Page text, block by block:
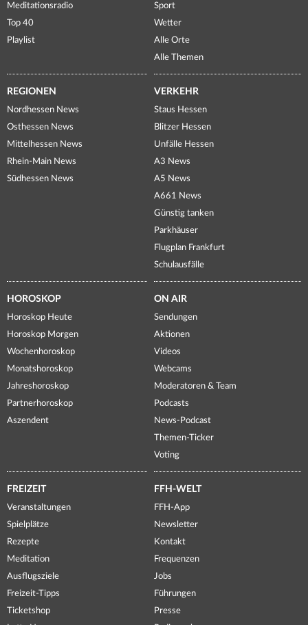
Meditationsradio
Top 40
Playlist
Sport
Wetter
Alle Orte
Alle Themen
REGIONEN
Nordhessen News
Osthessen News
Mittelhessen News
Rhein-Main News
Südhessen News
VERKEHR
Staus Hessen
Blitzer Hessen
Unfälle Hessen
A3 News
A5 News
A661 News
Günstig tanken
Parkhäuser
Flugplan Frankfurt
Schulausfälle
HOROSKOP
Horoskop Heute
Horoskop Morgen
Wochenhoroskop
Monatshoroskop
Jahreshoroskop
Partnerhoroskop
Aszendent
ON AIR
Sendungen
Aktionen
Videos
Webcams
Moderatoren & Team
Podcasts
News-Podcast
Themen-Ticker
Voting
FREIZEIT
Veranstaltungen
Spielplätze
Rezepte
Meditation
Ausflugsziele
Freizeit-Tipps
Ticketshop
FFH-WELT
FFH-App
Newsletter
Kontakt
Frequenzen
Jobs
Führungen
Presse